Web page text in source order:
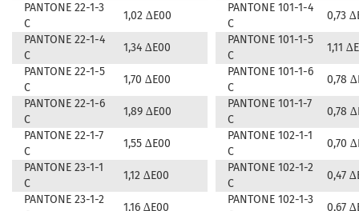
PANTONE 22-1-3
C
1,02 ∆E00
PANTONE 101-1-4
C
0,73
PANTONE 22-1-4
C
1,34 ∆E00
PANTONE 101-1-5
C
1,11
PANTONE 22-1-5
C
1,70 ∆E00
PANTONE 101-1-6
C
0,78
PANTONE 22-1-6
C
1,89 ∆E00
PANTONE 101-1-7
C
0,78
PANTONE 22-1-7
C
1,55 ∆E00
PANTONE 102-1-1
C
0,70
PANTONE 23-1-1
C
1,12 ∆E00
PANTONE 102-1-2
C
0,47
PANTONE 23-1-2
1,16 ∆E00
PANTONE 102-1-3
0,67